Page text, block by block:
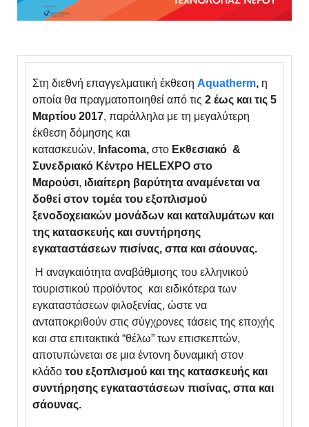
Στη διεθνή επαγγελματική έκθεση Aquatherm, η
οποία θα πραγματοποιηθεί από τις 2 έως και τις 5
Μαρτίου 2017, παράλληλα με τη μεγαλύτερη
έκθεση δόμησης και
κατασκευών, Infacoma, στο Εκθεσιακό &
Συνεδριακό Κέντρο HELEXPO στο
Μαρούσι, ιδιαίτερη βαρύτητα αναμένεται να
δοθεί στον τομέα του εξοπλισμού
ξενοδοχειακών μονάδων και καταλυμάτων και
της κατασκευής και συντήρησης
εγκαταστάσεων πισίνας, σπα και σάουνας.
Η αναγκαιότητα αναβάθμισης του ελληνικού
τουριστικού προϊόντος και ειδικότερα των
εγκαταστάσεων φιλοξενίας, ώστε να
ανταποκριθούν στις σύγχρονες τάσεις της εποχής
και στα επιτακτικά “θέλω” των επισκεπτών,
αποτυπώνεται σε μια έντονη δυναμική στον
κλάδο του εξοπλισμού και της κατασκευής και
συντήρησης εγκαταστάσεων πισίνας, σπα και
σάουνας.